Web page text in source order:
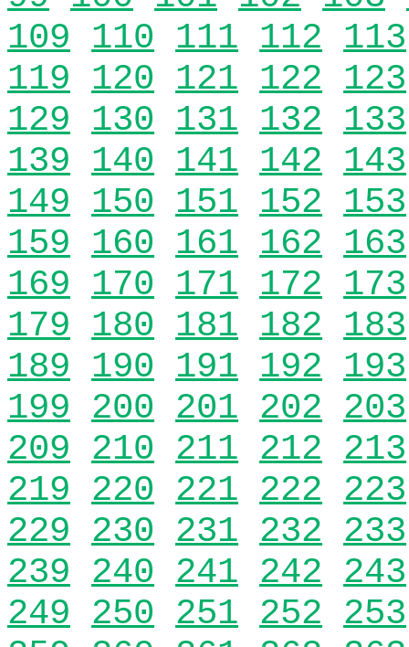
109 110 111 112 113
119 120 121 122 123
129 130 131 132 133
139 140 141 142 143
149 150 151 152 153
159 160 161 162 163
169 170 171 172 173
179 180 181 182 183
189 190 191 192 193
199 200 201 202 203
209 210 211 212 213
219 220 221 222 223
229 230 231 232 233
239 240 241 242 243
249 250 251 252 253